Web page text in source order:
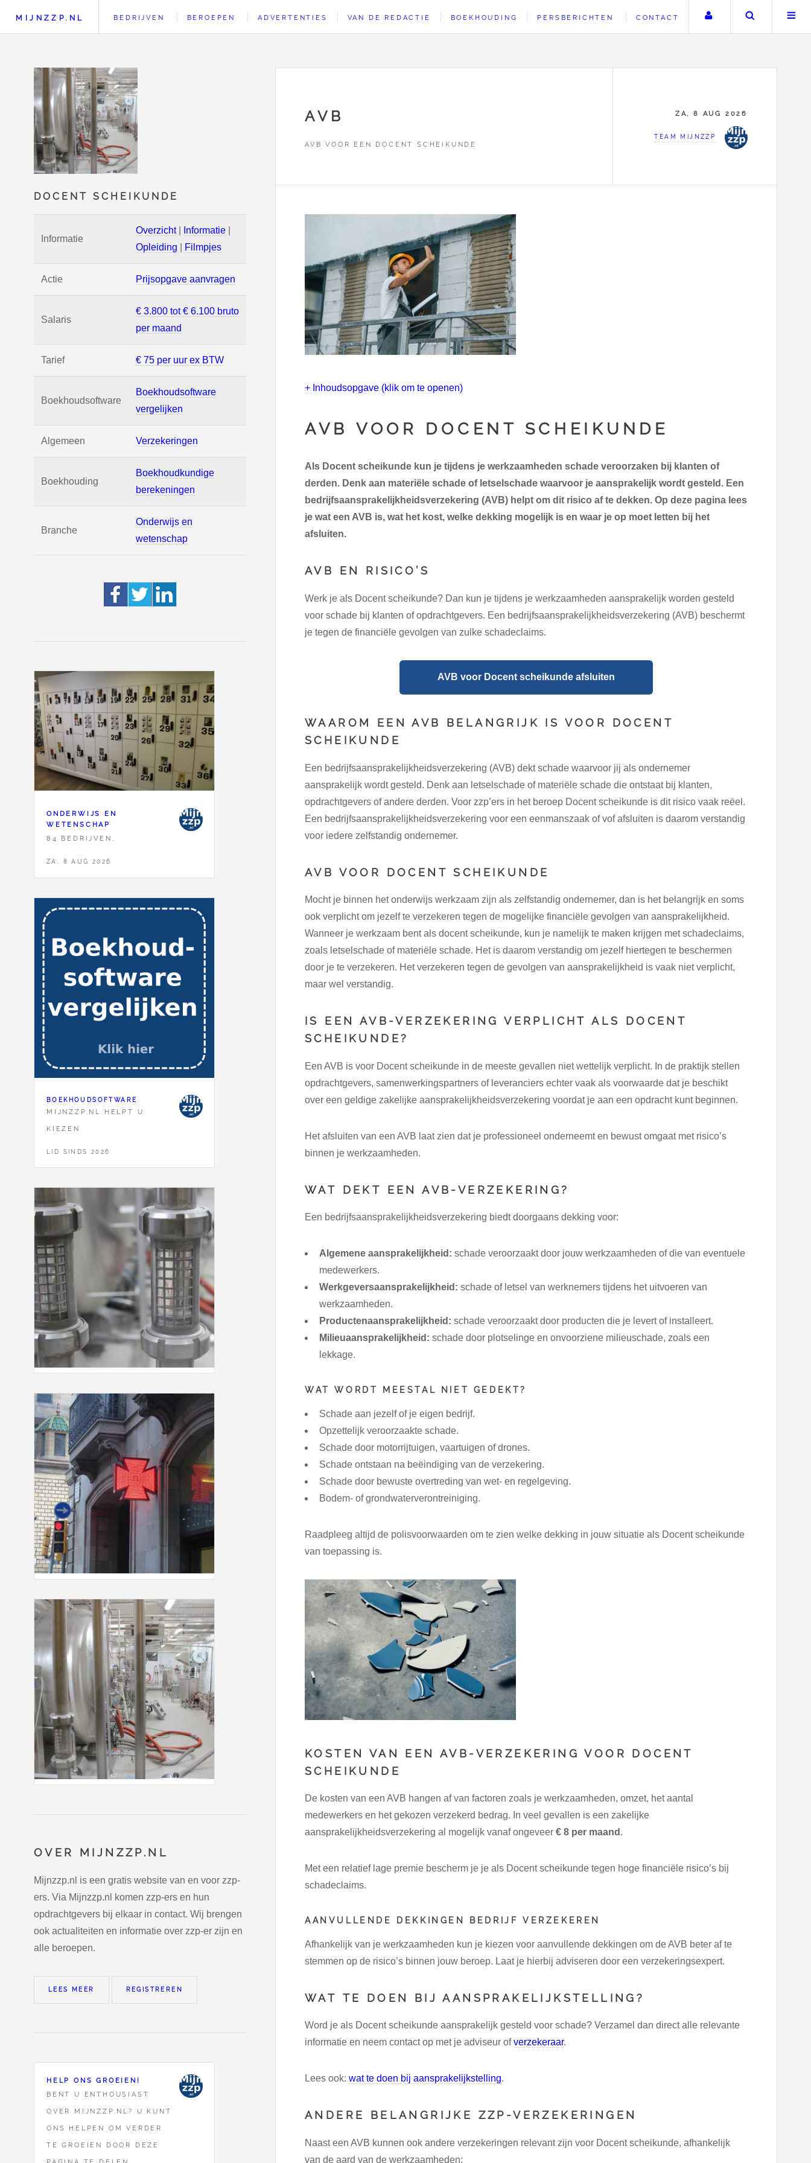
DOCENT SCHEIKUNDE
Informatie
Overzicht| Informatie
Opleiding
Filmpjes
Actie Prijsopgave aanvragen
Salaris
€ 3.800 tot € 6.100 bruto
per maand
Tarief € 75 per uur ex BTW
Boekhoudsoftware
Boekhoudsoftware
vergelijken
Algemeen Verzekeringen
Boekhouding
Boekhoudkundige
berekeningen
Branche
Onderwijs en
wetenschap
ONDERWIJS EN
WETENSCHAP
84 BEDRIJVEN,
ZA, 8 AUG 2026
BOEKHOUDSOFTWARE
MIJNZZP.NL HELPT U
KIEZEN
LID SINDS 2026
OVER MIJNZZP.NL
Mijnzzp.nl is een gratis website van en voor zzp-
ers. Via Mijnzzp.nl komen zzp-ers en hun
opdrachtgevers bij elkaar in contact. Wij brengen
ook actualiteiten en informatie over zzp-er zijn en
alle beroepen.
LEES MEER REGISTREREN
HELP ONS GROEIEN!
BENT U ENTHOUSIAST
OVER MIJNZZP.NL? U KUNT
ONS HELPEN OM VERDER
TE GROEIEN DOOR DEZE
MIJNZZP.NL BEDRIJVEN BEROEPEN ADVERTENTIES VAN DE REDACTIE BOEKHOUDING PERSBERICHTEN CONTACT Uw accountZoeken
AVB
AVB VOOR EEN DOCENT SCHEIKUNDE
ZA, 8 AUG 2026
TEAM MIJNZZP
+ Inhoudsopgave (klik om te openen)
AVB VOOR DOCENT SCHEIKUNDE
Als Docent scheikunde kun je tijdens je werkzaamheden schade veroorzaken bij klanten of
derden. Denk aan materiële schade of letselschade waarvoor je aansprakelijk wordt gesteld. Een
bedrijfsaansprakelijkheidsverzekering (AVB) helpt om dit risico af te dekken. Op deze pagina lees
je wat een AVB is, wat het kost, welke dekking mogelijk is en waar je op moet letten bij het
afsluiten.
AVB EN RISICO’S
Werk je als Docent scheikunde? Dan kun je tijdens je werkzaamheden aansprakelijk worden gesteld
voor schade bij klanten of opdrachtgevers. Een bedrijfsaansprakelijkheidsverzekering (AVB) beschermt
je tegen de financiële gevolgen van zulke schadeclaims.
AVB voor Docent scheikunde afsluiten
WAAROM EEN AVB BELANGRIJK IS VOOR DOCENT
SCHEIKUNDE
Een bedrijfsaansprakelijkheidsverzekering (AVB) dekt schade waarvoor jij als ondernemer
aansprakelijk wordt gesteld. Denk aan letselschade of materiële schade die ontstaat bij klanten,
opdrachtgevers of andere derden. Voor zzp’ers in het beroep Docent scheikunde is dit risico vaak reëel.
Een bedrijfsaansprakelijkheidsverzekering voor een eenmanszaak of vof afsluiten is daarom verstandig
voor iedere zelfstandig ondernemer.
AVB VOOR DOCENT SCHEIKUNDE
Mocht je binnen het onderwijs werkzaam zijn als zelfstandig ondernemer, dan is het belangrijk en soms
ook verplicht om jezelf te verzekeren tegen de mogelijke financiële gevolgen van aansprakelijkheid.
Wanneer je werkzaam bent als docent scheikunde, kun je namelijk te maken krijgen met schadeclaims,
zoals letselschade of materiële schade. Het is daarom verstandig om jezelf hiertegen te beschermen
door je te verzekeren. Het verzekeren tegen de gevolgen van aansprakelijkheid is vaak niet verplicht,
maar wel verstandig.
IS EEN AVB-VERZEKERING VERPLICHT ALS DOCENT
SCHEIKUNDE?
Een AVB is voor Docent scheikunde in de meeste gevallen niet wettelijk verplicht. In de praktijk stellen
opdrachtgevers, samenwerkingspartners of leveranciers echter vaak als voorwaarde dat je beschikt
over een geldige zakelijke aansprakelijkheidsverzekering voordat je aan een opdracht kunt beginnen.
Het afsluiten van een AVB laat zien dat je professioneel onderneemt en bewust omgaat met risico’s
binnen je werkzaamheden.
WAT DEKT EEN AVB-VERZEKERING?
Een bedrijfsaansprakelijkheidsverzekering biedt doorgaans dekking voor:
Algemene aansprakelijkheid: schade veroorzaakt door jouw werkzaamheden of die van eventuele
medewerkers.
Werkgeversaansprakelijkheid: schade of letsel van werknemers tijdens het uitvoeren van
werkzaamheden.
Productenaansprakelijkheid: schade veroorzaakt door producten die je levert of installeert.
Milieuaansprakelijkheid: schade door plotselinge en onvoorziene milieuschade, zoals een
lekkage.
WAT WORDT MEESTAL NIET GEDEKT?
Schade aan jezelf of je eigen bedrijf.
Opzettelijk veroorzaakte schade.
Schade door motorrijtuigen, vaartuigen of drones.
Schade ontstaan na beëindiging van de verzekering.
Schade door bewuste overtreding van wet- en regelgeving.
Bodem- of grondwaterverontreiniging.
Raadpleeg altijd de polisvoorwaarden om te zien welke dekking in jouw situatie als Docent scheikunde
van toepassing is.
KOSTEN VAN EEN AVB-VERZEKERING VOOR DOCENT
SCHEIKUNDE
De kosten van een AVB hangen af van factoren zoals je werkzaamheden, omzet, het aantal
medewerkers en het gekozen verzekerd bedrag. In veel gevallen is een zakelijke
aansprakelijkheidsverzekering al mogelijk vanaf ongeveer € 8 per maand .
Met een relatief lage premie bescherm je je als Docent scheikunde tegen hoge financiële risico’s bij
schadeclaims.
AANVULLENDE DEKKINGEN BEDRIJF VERZEKEREN
Afhankelijk van je werkzaamheden kun je kiezen voor aanvullende dekkingen om de AVB beter af te
stemmen op de risico’s binnen jouw beroep. Laat je hierbij adviseren door een verzekeringsexpert.
WAT TE DOEN BIJ AANSPRAKELIJKSTELLING?
Word je als Docent scheikunde aansprakelijk gesteld voor schade? Verzamel dan direct alle relevante
informatie en neem contact op met je adviseur ofverzekeraar.
Lees ook: wat te doen bij aansprakelijkstelling.
ANDERE BELANGRIJKE ZZP-VERZEKERINGEN
Naast een AVB kunnen ook andere verzekeringen relevant zijn voor Docent scheikunde, afhankelijk
van de aard van de werkzaamheden: